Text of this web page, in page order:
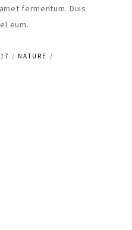
fermentum. Duis
eum.
NATURE